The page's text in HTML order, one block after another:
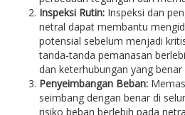
Inspeksi Rutin: Inspeksi dan
netral dapat membantu
potensial sebelum menjadi
tanda-tanda pemanasan
dan keterhubungan yang benar
Penyeimbangan Beban:
seimbang dengan benar di
risiko beban berlebih pada